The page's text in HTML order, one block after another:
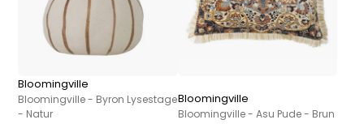
Bloomingville
Bloomingville - Byron Lysestage
- Natur
Bloomingville
Bloomingville - Asu Pude - Brun